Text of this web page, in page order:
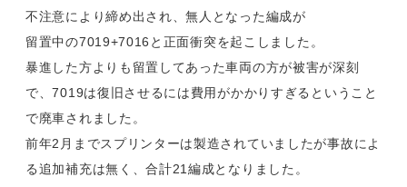
不注意により締め出され、無人となった編成が
留置中の7019+7016と正面衝突を起こしました。
暴進した方よりも留置してあった車両の方が被害が深刻
で、7019は復旧させるには費用がかかりすぎるということ
で廃車されました。
前年2月までスプリンターは製造されていましたが事故によ
る追加補充は無く、合計21編成となりました。